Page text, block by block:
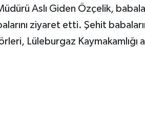
Aslı Giden Özçelik,
ziyaret etti. Şehit
Lüleburgaz Kaymakamlığı